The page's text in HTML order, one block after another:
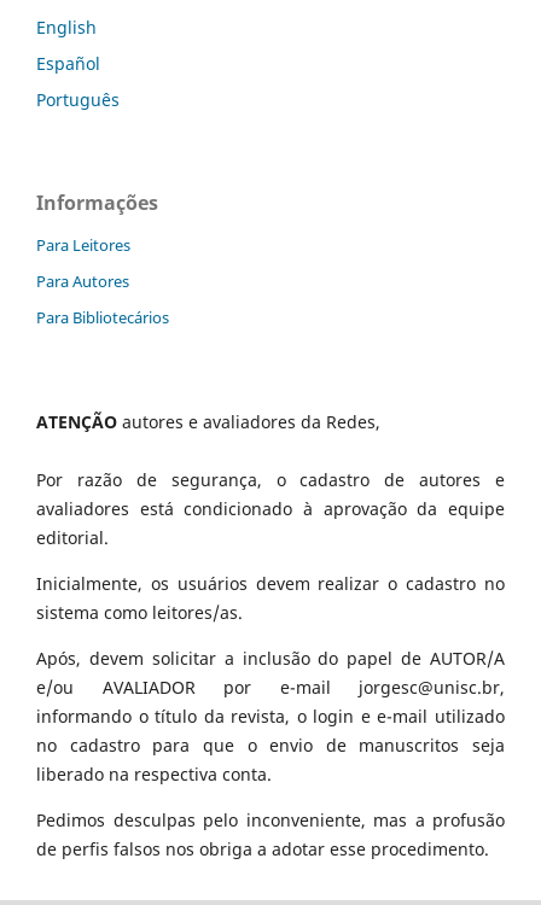
English
Español
Português
Informações
Para Leitores
Para Autores
Para Bibliotecários
ATENÇÃO autores e avaliadores da Redes,
Por razão de segurança, o cadastro de autores e
avaliadores está condicionado à aprovação da equipe
editorial.
Inicialmente, os usuários devem realizar o cadastro no
sistema como leitores/as.
Após, devem solicitar a inclusão do papel de AUTOR/A
e/ou AVALIADOR por e-mail jorgesc@unisc.br,
informando o título da revista, o login e e-mail utilizado
no cadastro para que o envio de manuscritos seja
liberado na respectiva conta.
Pedimos desculpas pelo inconveniente, mas a profusão
de perfis falsos nos obriga a adotar esse procedimento.